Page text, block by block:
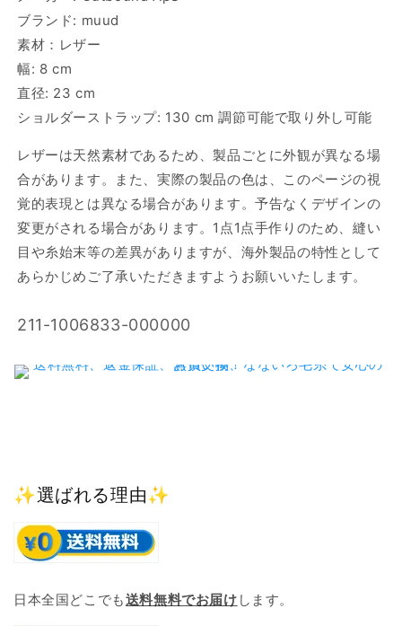
ブランド: muud
素材：レザー
幅: 8 cm
直径: 23 cm
ショルダーストラップ: 130 cm 調節可能で取り外し可能
レザーは天然素材であるため、製品ごとに外観が異なる場
合があります。また、実際の製品の色は、このページの視
覚的表現とは異なる場合があります。予告なくデザインの
変更がされる場合があります。1点1点手作りのため、縫い
目や糸始末等の差異がありますが、海外製品の特性として
あらかじめご了承いただきますようお願いいたします。
SKU:
211-1006833-000000
✨選ばれる理由✨
日本全国どこでも送料無料でお届け します。